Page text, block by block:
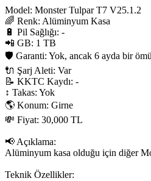
Model: Monster Tulpar T7 V25.1.2
🌈 Renk: Alüminyum Kasa
🔋 Pil Sağlığı: -
📲 GB: 1 TB
🛡 Garanti: Yok, ancak 6 ayda bir
🔌 Şarj Aleti: Var
📝 KKTC Kaydı: -
↕ Takas: Yok
🌎 Konum: Girne
💸 Fiyat: 30,000 TL
📢 Açıklama:
Alüminyum kasa olduğu için diğer
Teknik Özellikler: